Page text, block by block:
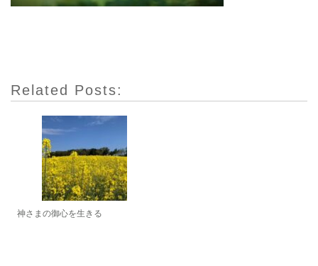
Related Posts:
神さまの御心を生きる